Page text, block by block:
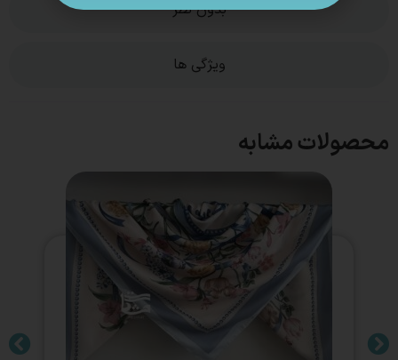
بدون نظر
ویژگی ها
محصولات مشابه